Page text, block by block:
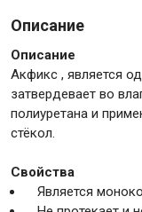
Описание
Описание
Aкфикс , является
затвердевает во
полиуретана и
стёкол.
Свойства
Является
Всё
Товары для